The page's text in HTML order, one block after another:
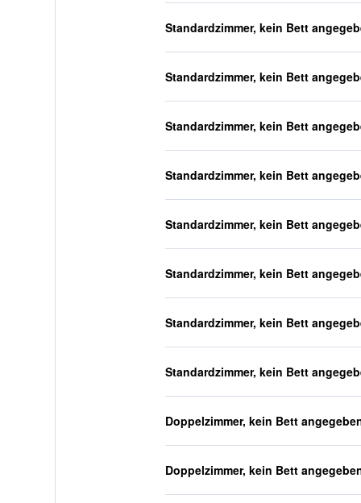
Standardzimmer, kein Bett
Standardzimmer, kein Bett
Standardzimmer, kein Bett
Standardzimmer, kein Bett
Standardzimmer, kein Bett
Standardzimmer, kein Bett
Standardzimmer, kein Bett
Standardzimmer, kein Bett
Doppelzimmer, kein Bett
Doppelzimmer, kein Bett